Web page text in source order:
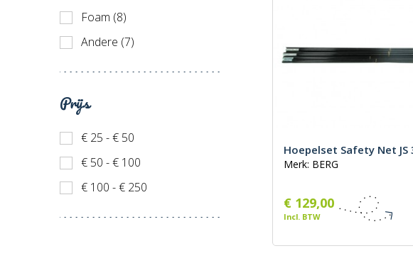
Foam (8)
Andere (7)
Prijs
€ 25 - € 50
€ 50 - € 100
€ 100 - € 250
Hoepelset Safety Net JS
Merk: BERG
€ 129,00
Incl. BTW